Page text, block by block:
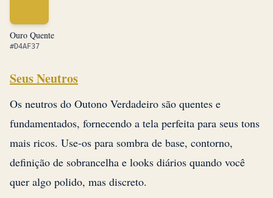
Ouro Quente
#D4AF37
Seus Neutros
Os neutros do Outono Verdadeiro são quentes e
fundamentados, fornecendo a tela perfeita para seus tons
mais ricos. Use-os para sombra de base, contorno,
definição de sobrancelha e looks diários quando você
quer algo polido, mas discreto.